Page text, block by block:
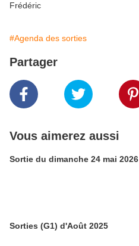
Frédéric
#Agenda des sorties
Partager
Vous aimerez aussi
Sortie du dimanche 24 mai 2026
Sorties (G1) d'Août 2025